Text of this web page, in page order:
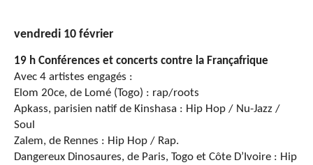
vendredi 10 février
19 h Conférences et concerts contre la Françafrique
Avec 4 artistes engagés :
Elom 20ce, de Lomé (Togo) : rap/roots
Apkass, parisien natif de Kinshasa : Hip Hop / Nu-Jazz /
Soul
Zalem, de Rennes : Hip Hop / Rap.
Dangereux Dinosaures, de Paris, Togo et Côte D’Ivoire : Hip